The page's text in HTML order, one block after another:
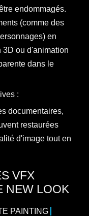
endommagés.
(comme des
en
3D ou d'animation
dans le
:
documentaires,
restaurées
d'image tout en
VFX
NEW LOOK
PAINTING